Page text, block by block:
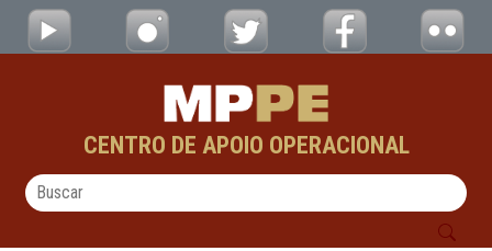
Pular para o Conteúdo principal
MPPE recomenda que APAF divulgue
CENTRO DE APOIO OPERACIONAL